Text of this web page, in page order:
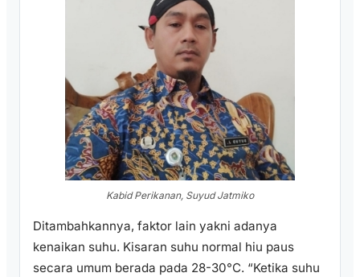
Kabid Perikanan, Suyud Jatmiko
Ditambahkannya, faktor lain yakni adanya
kenaikan suhu. Kisaran suhu normal hiu paus
secara umum berada pada 28-30°C. “Ketika suhu